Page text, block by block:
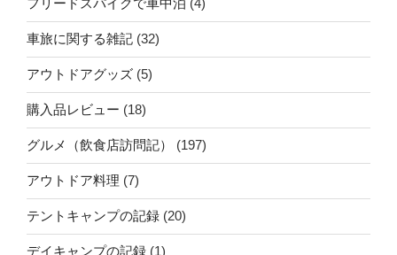
フリードスパイクで車中泊 (4)
車旅に関する雑記 (32)
アウトドアグッズ (5)
購入品レビュー (18)
グルメ（飲食店訪問記） (197)
アウトドア料理 (7)
テントキャンプの記録 (20)
デイキャンプの記録 (1)